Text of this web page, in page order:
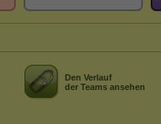
Den Verlauf
der Teams ansehen